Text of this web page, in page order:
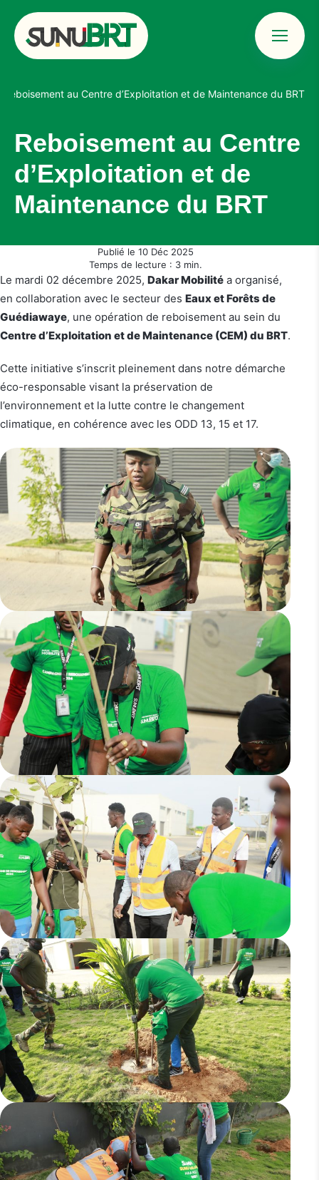
Menu
Reboisement au Centre d’Exploitation et de Maintenance du BRT
Reboisement au Centre
d’Exploitation et de
Maintenance du BRT
Publié le 10 Déc 2025
Temps de lecture : 3 min.
Le mardi 02 décembre 2025, Dakar Mobilité a organisé,
en collaboration avec le secteur des Eaux et Forêts de
Guédiawaye, une opération de reboisement au sein du
Centre d’Exploitation et de Maintenance (CEM) du BRT.
Cette initiative s’inscrit pleinement dans notre démarche
éco-responsable visant la préservation de
l’environnement et la lutte contre le changement
climatique, en cohérence avec les ODD 13, 15 et 17.